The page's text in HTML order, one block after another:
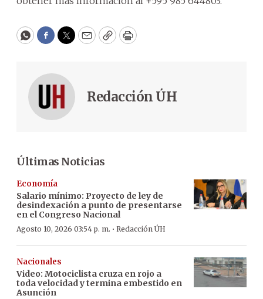
WhatsApp
Facebook
Twitter
EmailCopyPrint
Redacción ÚH
Últimas Noticias
Economía
Salario mínimo: Proyecto de ley de
desindexación a punto de presentarse
en el Congreso Nacional
Agosto 10, 2026 03:54 p. m. · Redacción ÚH
Nacionales
Video: Motociclista cruza en rojo a
toda velocidad y termina embestido en
Asunción